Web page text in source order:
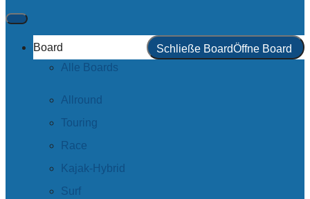
Board Schließe BoardÖffne Board
Alle Boards
Allround
Touring
Race
Kajak-Hybrid
Surf